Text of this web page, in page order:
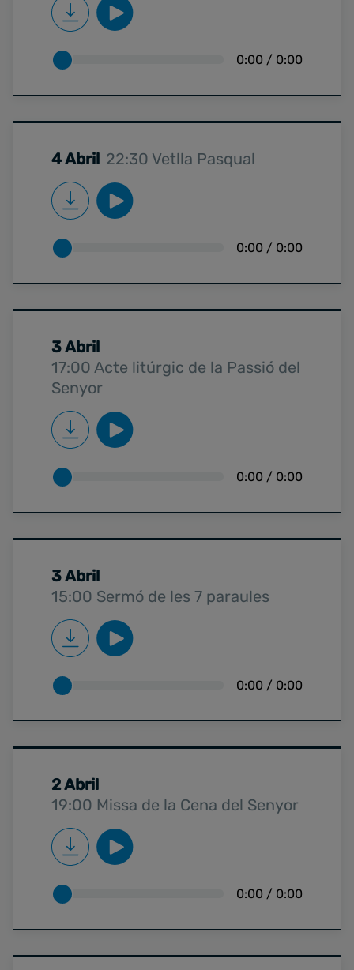
0:00 / 0:00
4 Abril 22:30 Vetlla Pasqual
0:00 / 0:00
3 Abril
17:00 Acte litúrgic de la Passió del
Senyor
0:00 / 0:00
3 Abril
15:00 Sermó de les 7 paraules
0:00 / 0:00
2 Abril
19:00 Missa de la Cena del Senyor
0:00 / 0:00